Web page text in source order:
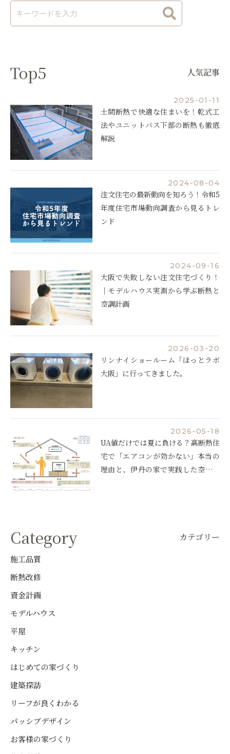
Top5 人気記事
2025-01-11
土間断熱で快適な住まいを！乾式工
法やユニットバス下部の断熱も徹底
解説
2024-08-04
注文住宅の最新動向を知ろう！令和5
年度住宅市場動向調査から見るトレ
ンド
2024-09-16
大阪で失敗しない注文住宅づくり！
｜モデルハウス実測から学ぶ断熱と
空調計画
2026-03-20
リンナイショールーム「ほっとラボ
大阪」に行ってきました。
2026-05-18
UA値だけでは夏に負ける？高断熱住
宅で「エアコンが効かない」本当の
理由と、伊丹の家で実践した空調設
Category カテゴリー
施工品質
断熱改修
資金計画
モデルハウス
平屋
キッチン
はじめての家づくり
建築探訪
リーフが良くわかる
パッシブデザイン
お客様の家づくり